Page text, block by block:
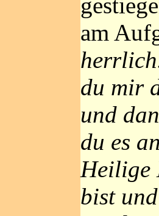
am
du mir
und
du es
Heilige
bist